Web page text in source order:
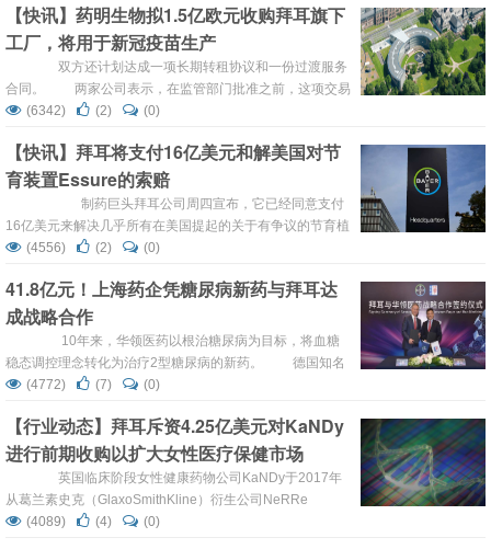
任何一种诊断、治疗的产品或服务”，但无论产品，还是免
疫肿瘤疗法，所有创始成员们都比较关注他们自己的生物标
志物检测技术。 由于时间、成本以及公众对其有效性的认识
度较低...
【快讯】药明生物拟1.5亿欧元收购拜耳旗下
工厂，将用于新冠疫苗生产
双方还计划达成一项长期转租协议和一份过渡服务
合同。 两家公司表示，在监管部门批准之前，这项交易
预计将于2021年上半年完成，该工厂将于明年开始原料药
万平方米，包括3条1000升灌流和6条2000升流加生产线以
及独立的下游配套设施，巩固了药明生物...
(6342) (2) (0)
【快讯】拜耳将支付16亿美元和解美国对节
育装置Essure的索赔
制药巨头拜耳公司周四宣布，它已经同意支付
16亿美元来解决几乎所有在美国提起的关于有争议的节育植
入物Essure的索赔。这家德国公司在一份声明中表示：“公
贴，并正在与其他原告的律师讨论解决方案。” 拜耳在
一份声明中说，这家德国制...
(4556) (2) (0)
41.8亿元！上海药企凭糖尿病新药与拜耳达
成战略合作
10年来，华领医药以根治糖尿病为目标，将血糖
稳态调控理念转化为治疗2型糖尿病的新药。 德国知名
药企拜耳与华领医药达成战略合作关系，联合开发一款已完
药作为药品上市许可持有人，将负责糖尿病新药
dorzagliatin的临床开发、注册、产品...
(4772) (7) (0)
【行业动态】拜耳斥资4.25亿美元对KaNDy
进行前期收购以扩大女性医疗保健市场
英国临床阶段女性健康药物公司KaNDy于2017年
从葛兰素史克（GlaxoSmithKline）衍生公司NeRRe
Therapeutics中剥离出来。几个月后，有报道称跨国制药企
(4089) (4) (0)